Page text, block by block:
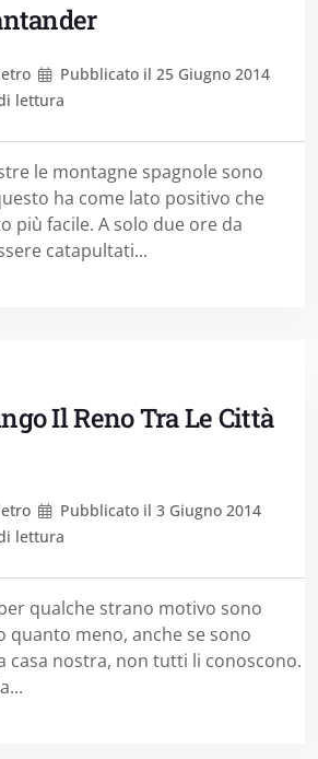
Pubblicato il 25 Giugno 2014
lettura
le montagne spagnole sono
ha come lato positivo che
più facile. A solo due ore da
catapultati...
Il Reno Tra Le Città
Pubblicato il 3 Giugno 2014
lettura
qualche strano motivo sono
quanto meno, anche se sono
casa nostra, non tutti li conoscono.